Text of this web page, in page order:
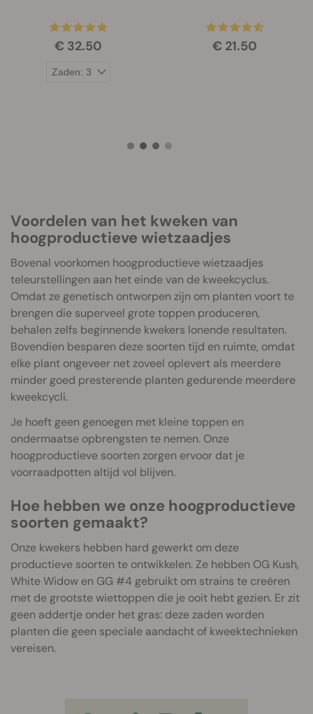
€ 32.50 € 21.50
Voordelen van het kweken van
hoogproductieve wietzaadjes
Bovenal voorkomen hoogproductieve wietzaadjes
teleurstellingen aan het einde van de kweekcyclus.
Omdat ze genetisch ontworpen zijn om planten voort te
brengen die superveel grote toppen produceren,
behalen zelfs beginnende kwekers lonende resultaten.
Bovendien besparen deze soorten tijd en ruimte, omdat
elke plant ongeveer net zoveel oplevert als meerdere
minder goed presterende planten gedurende meerdere
kweekcycli.
Je hoeft geen genoegen met kleine toppen en
ondermaatse opbrengsten te nemen. Onze
hoogproductieve soorten zorgen ervoor dat je
voorraadpotten altijd vol blijven.
Hoe hebben we onze hoogproductieve
soorten gemaakt?
Onze kwekers hebben hard gewerkt om deze
productieve soorten te ontwikkelen. Ze hebben OG Kush,
White Widow en GG #4 gebruikt om strains te creëren
met de grootste wiettoppen die je ooit hebt gezien. Er zit
geen addertje onder het gras: deze zaden worden
planten die geen speciale aandacht of kweektechnieken
vereisen.